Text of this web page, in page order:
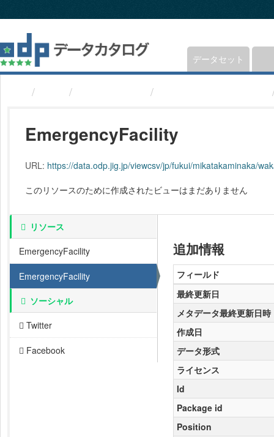
キ
プ
し
て
データセット
EmergencyFacility
URL: https://data.odp.jig.jp/viewcsv/jp/fukui/mikatakaminaka/
このリソースのために作成されたビューはまだありません
リソース
EmergencyFacility
EmergencyFacility
ソーシャル
Twitter
Facebook
追加情報
フィールド
最終更新日
メタデータ最終更新日時
作成日
データ形式
ライセンス
Id
Package id
Position